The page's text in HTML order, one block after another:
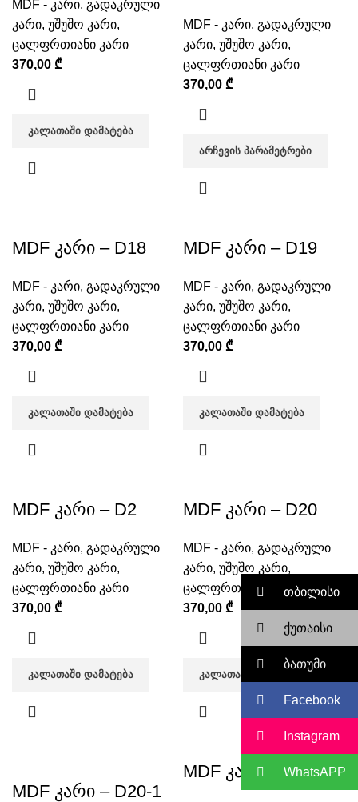
MDF - კარი, გადაკრული
კარი, უშუშო კარი,
ცალფრთიანი კარი
370,00 ₾
ᲙᲐᲚᲐᲗᲐᲨᲘ ᲓᲐᲛᲐᲢᲔᲑᲐ
MDF - კარი, გადაკრული
კარი, უშუშო კარი,
ცალფრთიანი კარი
370,00 ₾
ᲐᲠᲩᲔᲕᲘᲡ ᲞᲐᲠᲐᲛᲔᲢᲠᲔᲑᲘ
MDF კარი – D18
MDF - კარი, გადაკრული
კარი, უშუშო კარი,
ცალფრთიანი კარი
370,00 ₾
ᲙᲐᲚᲐᲗᲐᲨᲘ ᲓᲐᲛᲐᲢᲔᲑᲐ
MDF კარი – D19
MDF - კარი, გადაკრული
კარი, უშუშო კარი,
ცალფრთიანი კარი
370,00 ₾
ᲙᲐᲚᲐᲗᲐᲨᲘ ᲓᲐᲛᲐᲢᲔᲑᲐ
MDF კარი – D2
MDF - კარი, გადაკრული
კარი, უშუშო კარი,
ცალფრთიანი კარი
370,00 ₾
ᲙᲐᲚᲐᲗᲐᲨᲘ ᲓᲐᲛᲐᲢᲔᲑᲐ
MDF კარი – D20
MDF - კარი, გადაკრული
კარი, უშუშო კარი,
ცალფრთიანი კარი
370,00 ₾
ᲙᲐᲚᲐᲗᲐᲨᲘ ᲓᲐᲛᲐᲢᲔᲑᲐ
MDF კარი – D20-1
MDF კარი – D21
თბილისი
ქუთაისი
ბათუმი
Facebook
Instagram
WhatsAPP